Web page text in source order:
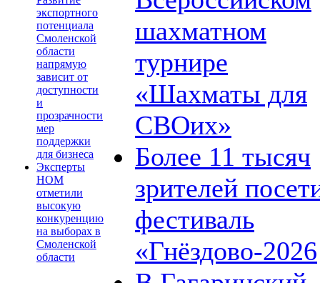
экспортного
потенциала
Смоленской
области
напрямую
зависит от
доступности
и
прозрачности
мер
поддержки
для бизнеса
Эксперты
НОМ
отметили
высокую
конкуренцию
на выборах в
Смоленской
области
шахматном
турнире
«Шахматы для
СВОих»
Более 11 тысяч
зрителей
фестиваль
«Гнёздово-2026